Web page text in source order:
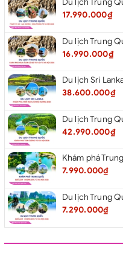
17.990.000₫
16.990.000₫
38.600.000₫
42.990.000₫
7.990.000₫
7.290.000₫